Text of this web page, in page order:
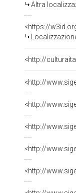
Altra
<https://
<http://